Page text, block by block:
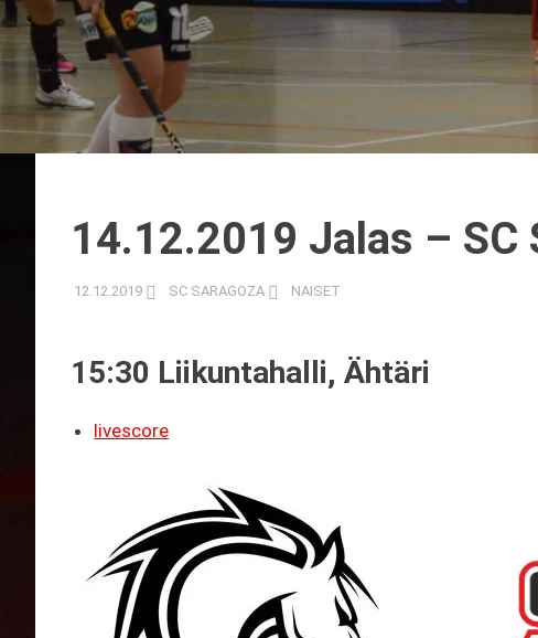
14.12.2019 Jalas – SC
12.12.2019 SC SARAGOZA NAISET
15:30 Liikuntahalli, Ähtäri
livescore